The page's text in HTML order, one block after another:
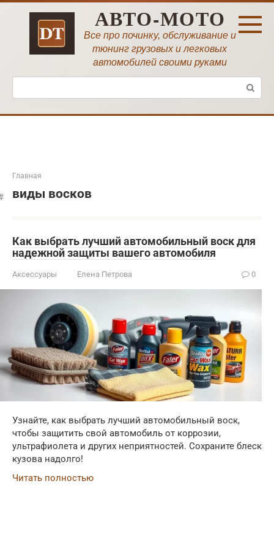
Перейти
АВТО-МОТО
Все про починку, обслуживание и
тюнинг грузовых и легковых
автомобилей своими руками
Поиск:
Главная
виды восков
Как выбрать лучший автомобильный воск для
надежной защиты вашего автомобиля
Аксессуары Елена Петрова 0
Узнайте, как выбрать лучший автомобильный воск,
чтобы защитить свой автомобиль от коррозии,
ультрафиолета и других неприятностей. Сохраните блеск
кузова надолго!
Читать полностью